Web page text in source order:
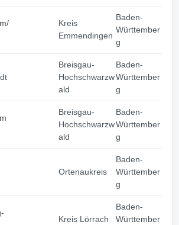
Kreis
Emmendingen
Baden-
Württember
g
Breisgau-
Hochschwarzw
ald
Baden-
Württember
g
Breisgau-
Hochschwarzw
ald
Baden-
Württember
g
Ortenaukreis
Baden-
Württember
g
Kreis Lörrach
Baden-
Württember